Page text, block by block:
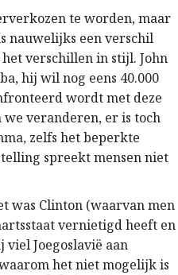
te worden, maar
nauwelijks een verschil
verschillen in stijl. John
hij wil nog eens 40.000
wordt met deze
we veranderen, er is toch
zelfs het beperkte
spreekt mensen niet
was Clinton (waarvan men
vernietigd heeft en
Joegoslavië aan
het niet mogelijk is